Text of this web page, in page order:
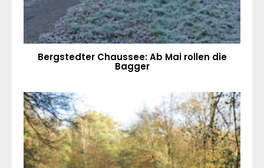
Bergstedter Chaussee: Ab Mai rollen die
Bagger